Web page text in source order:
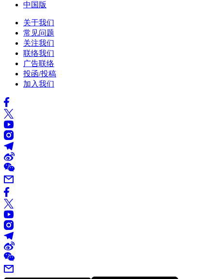
中国版
关于我们
常见问题
关注我们
联络我们
广告联络
投函/投稿
加入我们